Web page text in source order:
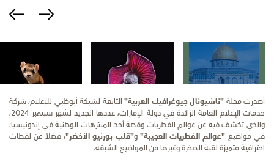
أصدرت مجلة "ناشيونال جيوغرافيك العربية"التابعة لشبكة أبوظبي للإعلام، شركة
خدمات الإعلام العامة الرائدة في دولة الإمارات، عددها الجديد لشهر سبتمبر 2024،
والذي تكشف فيه عن عوالم الفطريات وقصة أحد المنتزهات الوطنية في إندونيسيا؛
في مواضيع "عوالم الفطريات العجيبة" و"قلب بورنيو الأخضر"، فضلاً عن لقطات
احترافية متميزة لقبة الصخرة وغيرها من المواضيع الشيقة.